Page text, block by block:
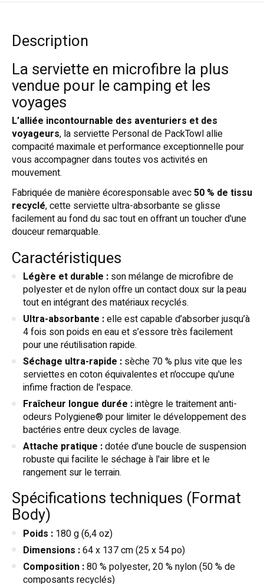
Description
La serviette en microfibre la plus
vendue pour le camping et les
voyages
L’alliée incontournable des aventuriers et des
voyageurs, la serviette Personal de PackTowl allie
compacité maximale et performance exceptionnelle pour
vous accompagner dans toutes vos activités en
mouvement.
Fabriquée de manière écoresponsable avec50 % de tissu
recyclé, cette serviette ultra-absorbante se glisse
facilement au fond du sac tout en offrant un toucher d'une
douceur remarquable.
Caractéristiques
Légère et durable : son mélange de microfibre de
polyester et de nylon offre un contact doux sur la peau
tout en intégrant des matériaux recyclés.
Ultra-absorbante :elle est capable d’absorber jusqu’à
4 fois son poids en eau et s’essore très facilement
pour une réutilisation rapide.
Séchage ultra-rapide : sèche 70 % plus vite que les
serviettes en coton équivalentes et n'occupe qu'une
infime fraction de l'espace.
Fraîcheur longue durée :intègre le traitement anti-
odeurs Polygiene® pour limiter le développement des
bactéries entre deux cycles de lavage.
Attache pratique :dotée d’une boucle de suspension
robuste qui facilite le séchage à l'air libre et le
rangement sur le terrain.
Spécifications techniques (Format
Body)
Poids : 180 g (6,4 oz)
Dimensions :64 x 137 cm (25 x 54 po)
Composition :80 % polyester, 20 % nylon (50 % de
composants recyclés)